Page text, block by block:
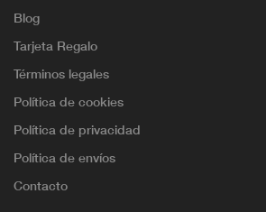
Blog
Tarjeta Regalo
Términos legales
Política de cookies
Política de privacidad
Política de envíos
Contacto